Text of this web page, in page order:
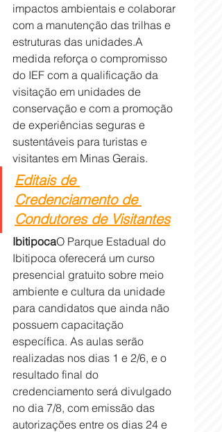
impactos ambientais e colaborar
com a manutenção das trilhas e
estruturas das unidades.A
medida reforça o compromisso
do IEF com a qualificação da
visitação em unidades de
conservação e com a promoção
de experiências seguras e
sustentáveis para turistas e
visitantes em Minas Gerais.
Editais de
Credenciamento de
Condutores de Visitantes
IbitipocaO Parque Estadual do
Ibitipoca oferecerá um curso
presencial gratuito sobre meio
ambiente e cultura da unidade
para candidatos que ainda não
possuem capacitação
específica. As aulas serão
realizadas nos dias 1 e 2/6, e o
resultado final do
credenciamento será divulgado
no dia 7/8, com emissão das
autorizações entre os dias 24 e